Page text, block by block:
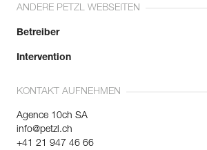
ANDERE PETZL WEBSEITEN
Betreiber
Intervention
KONTAKT AUFNEHMEN
Agence 10ch SA
info@petzl.ch
+41 21 947 46 66